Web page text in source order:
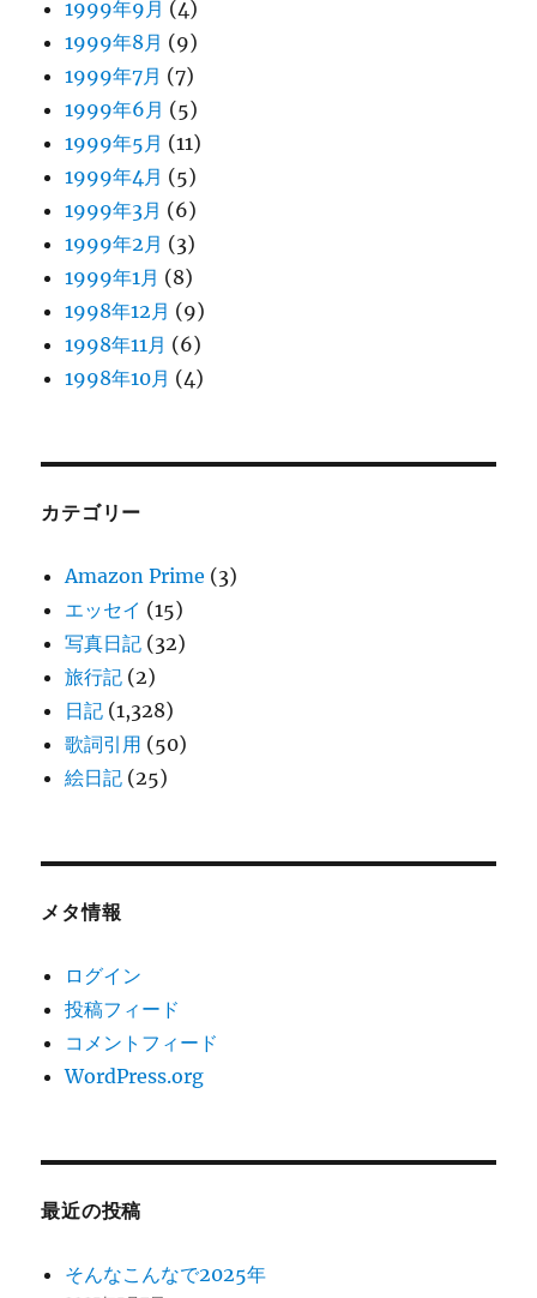
1999年9月 (4)
1999年8月 (9)
1999年7月 (7)
1999年6月 (5)
1999年5月 (11)
1999年4月 (5)
1999年3月 (6)
1999年2月 (3)
1999年1月 (8)
1998年12月 (9)
1998年11月 (6)
1998年10月 (4)
カテゴリー
Amazon Prime (3)
エッセイ (15)
写真日記 (32)
旅行記 (2)
日記 (1,328)
歌詞引用 (50)
絵日記 (25)
メタ情報
ログイン
投稿フィード
コメントフィード
WordPress.org
最近の投稿
そんなこんなで2025年